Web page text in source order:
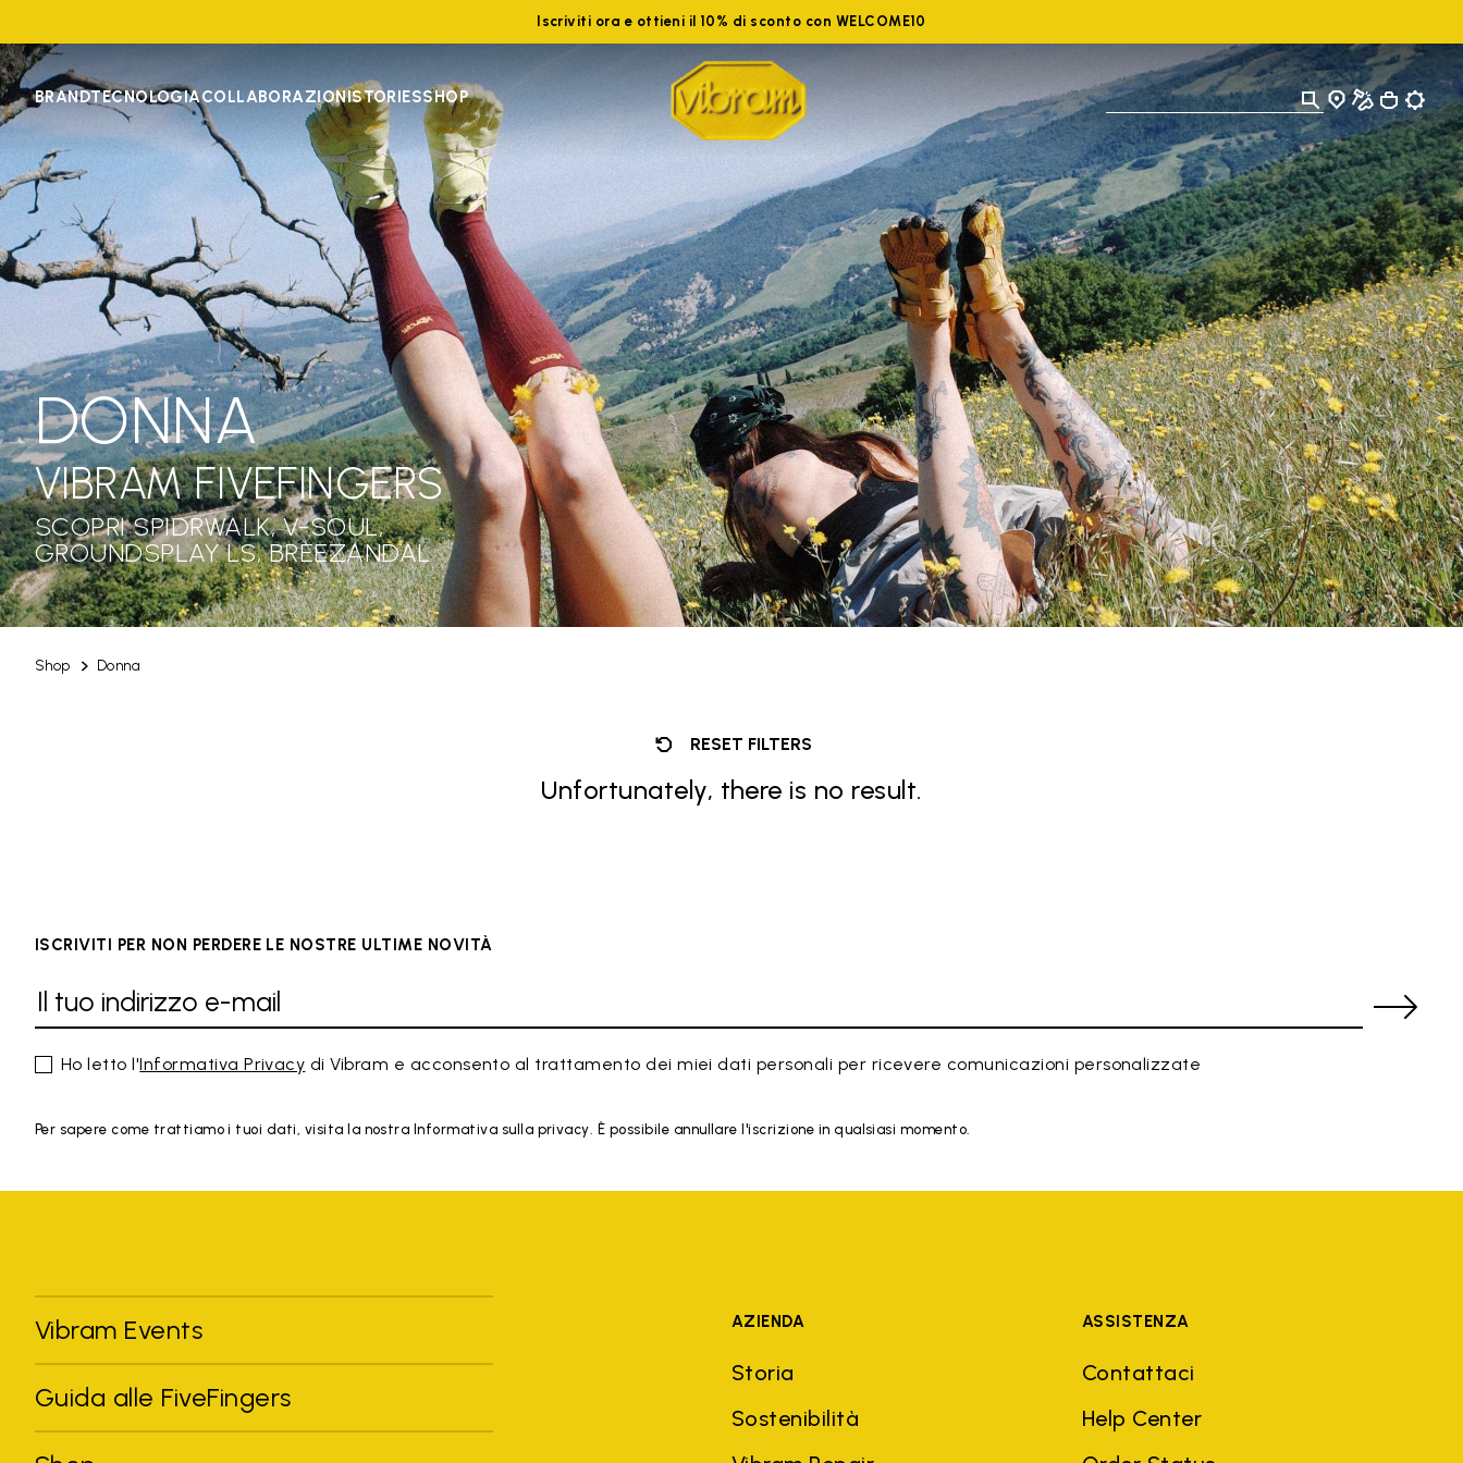
Iscriviti ora e ottieni il 10% di sconto con WELCOME10
BRANDTECNOLOGIACOLLABORAZIONISTORIESSHOP
Shop Donna
DONNA
VIBRAM FIVEFINGERS
SCOPRI SPIDRWALK, V-SOUL,
GROUNDSPLAY LS, BREEZANDAL
RESET FILTERS
Unfortunately, there is no result.
ISCRIVITI PER NON PERDERE LE NOSTRE ULTIME NOVITÀ
Ho letto l'Informativa Privacy di Vibram e acconsento al trattamento dei miei dati personali per ricevere comunicazioni personalizzate
Per sapere come trattiamo i tuoi dati, visita la nostra Informativa sulla privacy. È possibile annullare l'iscrizione in qualsiasi momento.
Vibram Events
Guida alle FiveFingers
AZIENDA
Storia
Sostenibilità
ASSISTENZA
Contattaci
Help Center